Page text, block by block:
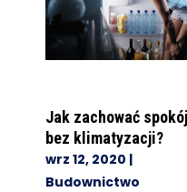
Jak zachować spokój
bez klimatyzacji?
wrz 12, 2020 |
Budownictwo